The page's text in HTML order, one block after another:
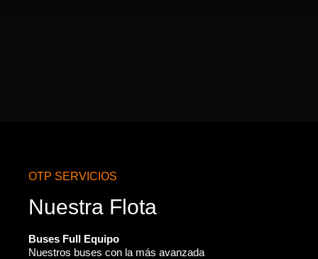
OTP SERVICIOS
Nuestra Flota
Buses Full Equipo
Nuestros buses con la más avanzada